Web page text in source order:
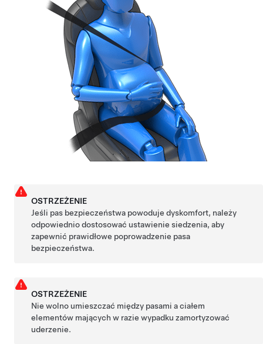
OSTRZEŻENIE
Jeśli pas bezpieczeństwa powoduje dyskomfort, należy
odpowiednio dostosować ustawienie siedzenia, aby
zapewnić prawidłowe poprowadzenie pasa
bezpieczeństwa.
OSTRZEŻENIE
Nie wolno umieszczać między pasami a ciałem
elementów mających w razie wypadku zamortyzować
uderzenie.